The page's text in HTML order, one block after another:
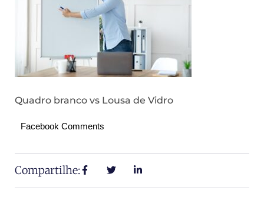
Quadro branco vs Lousa de Vidro
Facebook Comments
Compartilhe: